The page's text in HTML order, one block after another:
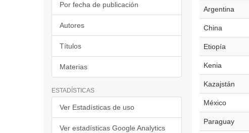
Por fecha de publicación
Autores
Títulos
Materias
ESTADÍSTICAS
Ver Estadísticas de uso
Ver estadísticas Google Analytics
Argentina
China
Etiopía
Kenia
Kazajstán
México
Paraguay